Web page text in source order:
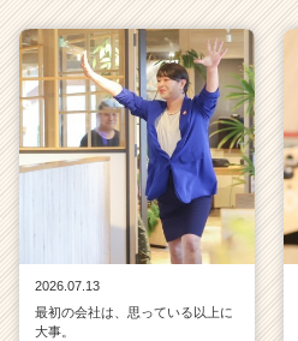
2026.07.13
最初の会社は、思っている以上に
大事。